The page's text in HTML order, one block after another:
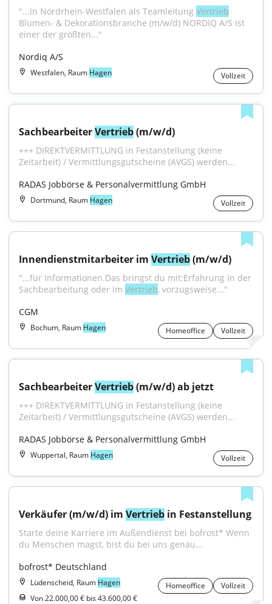
"...in Nordrhein-Westfalen als Teamleitung Vertrieb
Blumen- & Dekorationsbranche (m/w/d) NORDIQ A/S ist
einer der größten..."
Nordiq A/S
Westfalen, Raum Hagen Vollzeit
Sachbearbeiter Vertrieb (m/w/d)
+++ DIREKTVERMITTLUNG in Festanstellung (keine
Zeitarbeit) / Vermittlungsgutscheine (AVGS) werden...
RADAS Jobbörse & Personalvermittlung GmbH
Dortmund, Raum Hagen Vollzeit
Innendienstmitarbeiter im Vertrieb (m/w/d)
"...für Informationen.Das bringst du mit:Erfahrung in der
Sachbearbeitung oder im Vertrieb, vorzugsweise..."
CGM
Bochum, Raum Hagen Homeoffice Vollzeit
Sachbearbeiter Vertrieb (m/w/d) ab jetzt
+++ DIREKTVERMITTLUNG in Festanstellung (keine
Zeitarbeit) / Vermittlungsgutscheine (AVGS) werden...
RADAS Jobbörse & Personalvermittlung GmbH
Wuppertal, Raum Hagen Vollzeit
Verkäufer (m/w/d) im Vertrieb in Festanstellung
Starte deine Karriere im Außendienst bei bofrost* Wenn
du Menschen magst, bist du bei uns genau...
bofrost* Deutschland
Lüdenscheid, Raum Hagen Homeoffice
Vollzeit
Von 22.000,00 € bis 43.600,00 €